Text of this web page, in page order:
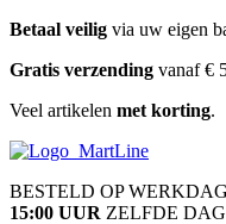
Ga
de
Betaal veilig via uw eigen
Gratis verzending vanaf €
Veel artikelen met korting.
martline.nl
BESTELD OP
15:00 UUR ZELFDE